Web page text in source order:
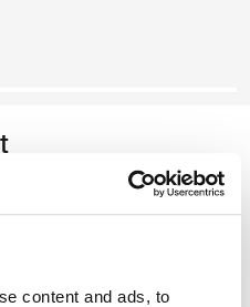
content and ads, to
14 pulgadas
Púrpura concentrado
Sleeve Rojo tenue
Sleeve Boulder Beige
Laptop Sleeve Negro
14" Laptop Sleeve Pomelo Pink
Reflect 14" Laptop Sleeve Grafito
Reflect 14" Laptop Sleeve